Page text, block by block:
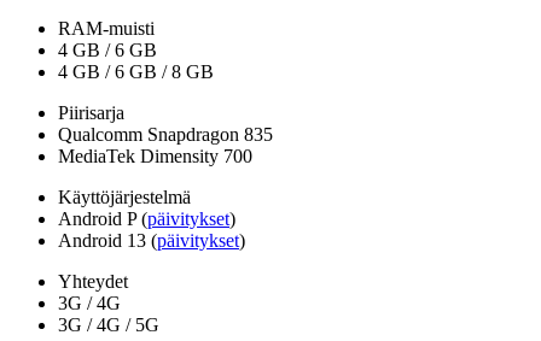
RAM-muisti
4 GB /6 GB
4 GB /6 GB /8 GB
Piirisarja
Qualcomm Snapdragon 835
MediaTek Dimensity 700
Käyttöjärjestelmä
Android P (päivitykset)
Android 13 (päivitykset)
Yhteydet
3G / 4G
3G / 4G / 5G